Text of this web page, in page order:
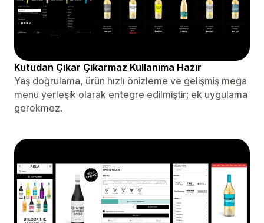
Kutudan Çıkar Çıkarmaz Kullanıma Hazır
Yaş doğrulama, ürün hızlı önizleme ve gelişmiş mega
menü yerleşik olarak entegre edilmiştir; ek uygulama
gerekmez.